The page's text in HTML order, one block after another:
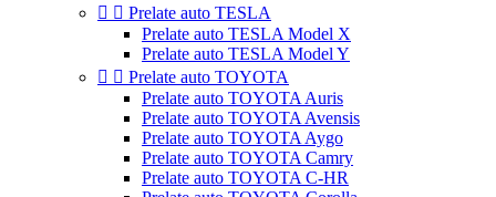
  Prelate auto TESLA
Prelate auto TESLA Model X
Prelate auto TESLA Model Y
  Prelate auto TOYOTA
Prelate auto TOYOTA Auris
Prelate auto TOYOTA Avensis
Prelate auto TOYOTA Aygo
Prelate auto TOYOTA Camry
Prelate auto TOYOTA C-HR